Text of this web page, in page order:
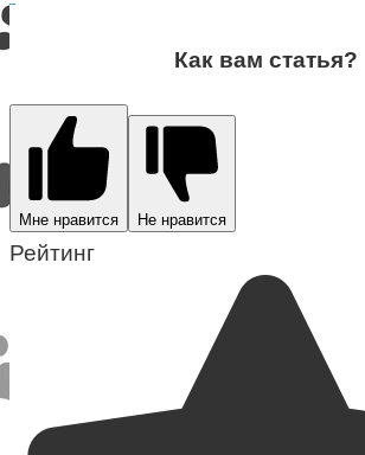
Как вам статья?
Мне нравится Не нравится
Рейтинг